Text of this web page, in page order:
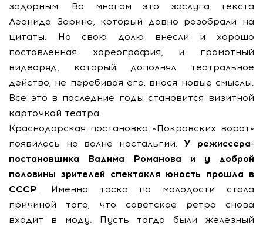
задорным. Во многом это заслуга текста
Леонида Зорина, который давно разобрали на
цитаты. Но свою долю внесли и хорошо
поставленная хореография, и грамотный
видеоряд, который дополнял театральное
действо, не перебивая его, внося новые смыслы.
Все это в последние годы становится визитной
карточкой театра.
Краснодарская постановка «Покровских ворот»
появилась на волне ностальгии. У режиссера-
постановщика Вадима Романова и у доброй
половины зрителей спектакля юность прошла в
СССР. Именно тоска по молодости стала
причиной того, что советское ретро снова
входит в моду. Пусть тогда были железный